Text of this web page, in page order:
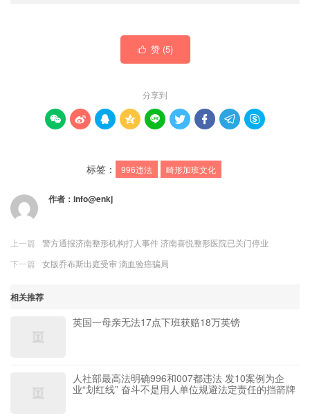
 赞 (5)
分享到
        
标签： 996违法 畸形加班文化
作者： info@enkj
上一篇
警方通报济南整形机构打人事件 济南喜悦整形医院已关门停业
下一篇
女版乔布斯出庭受审 滴血验癌骗局
相关推荐
英国一母亲无法17点下班获赔18万英镑
人社部最高法明确996和007都违法 发10案例为企
业“划红线” 奋斗不是用人单位规避法定责任的挡箭牌